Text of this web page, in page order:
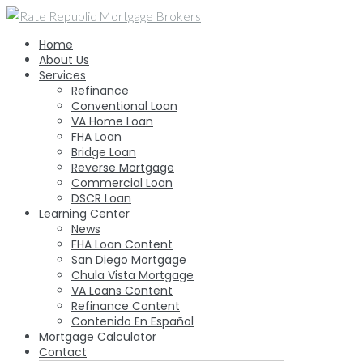
Skip
content
Home
About Us
Services
Refinance
Conventional Loan
VA Home Loan
FHA Loan
Bridge Loan
Reverse Mortgage
Commercial Loan
DSCR Loan
Learning Center
News
FHA Loan Content
San Diego Mortgage
Chula Vista Mortgage
VA Loans Content
Refinance Content
Contenido En Español
Mortgage Calculator
Contact